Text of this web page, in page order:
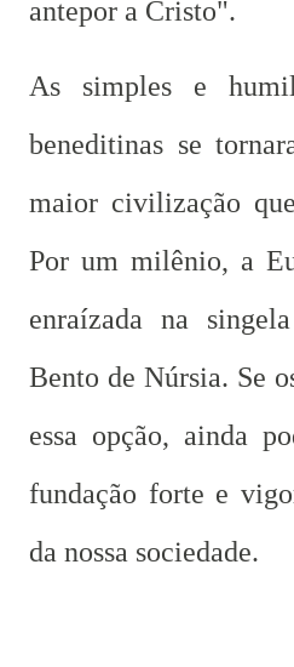
antepor a Cristo".
As simples e
beneditinas se
maior civilização
Por um milênio, a
enraízada na
Bento de Núrsia. Se
essa opção, ainda
fundação forte e
da nossa sociedade.